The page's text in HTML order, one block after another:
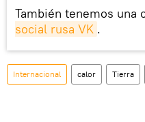
También tenemos una
social rusa VK .
Internacional calor Tierra